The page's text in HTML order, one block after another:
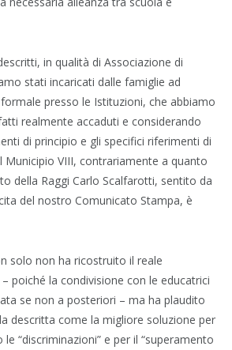
in qualità di Associazione di
stati incaricati dalle famiglie ad
presso le Istituzioni, che abbiamo
realmente accaduti e considerando
di principio e gli specifici riferimenti di
Municipio VIII, contrariamente a quanto
della Raggi Carlo Scalfarotti, sentito da
del nostro Comunicato Stampa, è
solo non ha ricostruito il reale
poiché la condivisione con le educatrici
se non a posteriori – ma ha plaudito
descritta come la migliore soluzione per
le “discriminazioni” e per il “superamento